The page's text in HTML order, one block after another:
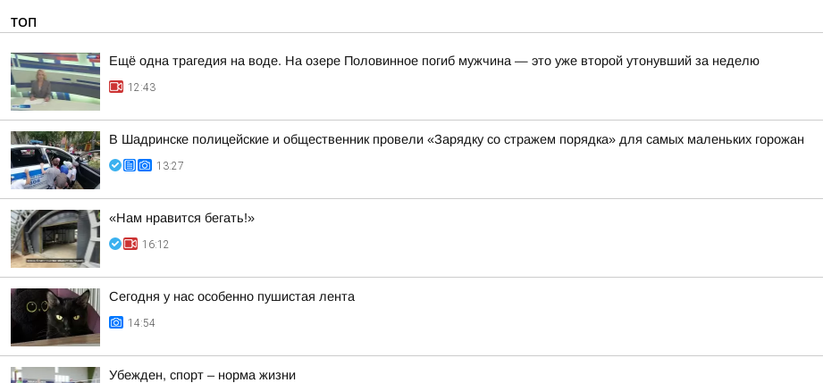
ТОП
Ещё одна трагедия на воде. На озере Половинное погиб мужчина — это уже второй утонувший за неделю
12:43
В Шадринске полицейские и общественник провели «Зарядку со стражем порядка» для самых маленьких горожан
13:27
«Нам нравится бегать!»
16:12
Сегодня у нас особенно пушистая лента
14:54
Убежден, спорт – норма жизни